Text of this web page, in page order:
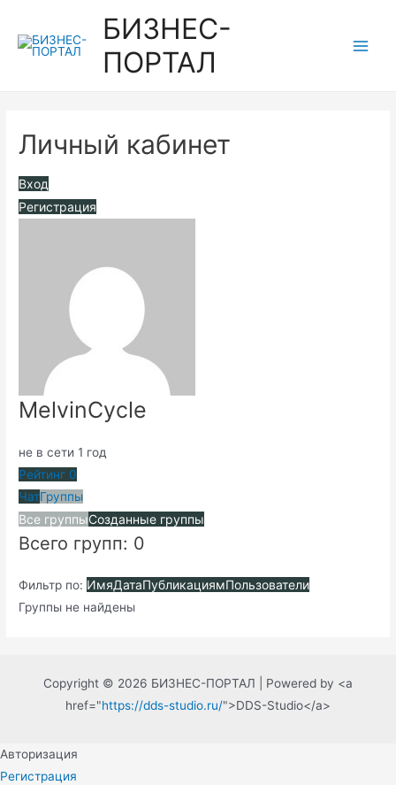
содержимому
БИЗНЕС-
ПОРТАЛ
Личный кабинет
Вход
Регистрация
MelvinCycle
не в сети 1 год
Рейтинг 0
ЧатГруппы
Все группыСозданные группы
Всего групп: 0
Фильтр по: ИмяДатаПубликациямПользователи
Группы не найдены
Copyright © 2026 БИЗНЕС-ПОРТАЛ | Powered by <a
href="https://dds-studio.ru/">DDS-Studio</a>
Авторизация
Регистрация